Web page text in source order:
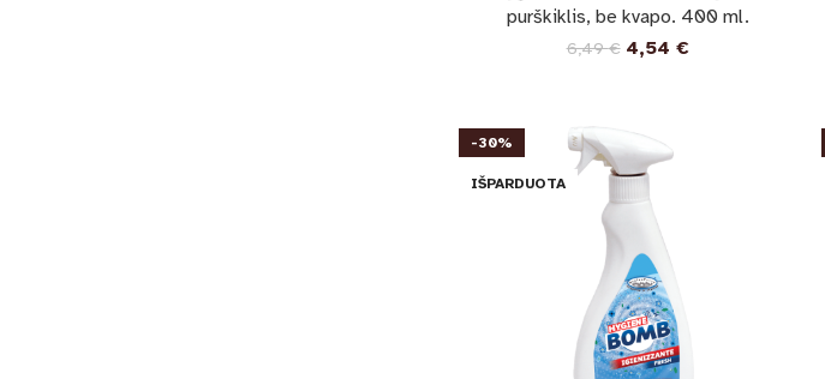
purškiklis, be kvapo. 400 ml.
6,49€ 4,54 €
-30%
IŠPARDUOTA